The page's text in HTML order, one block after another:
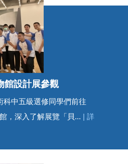
館設計展參觀
科中五級選修同學們前往
，深入了解展覽「貝... | 詳